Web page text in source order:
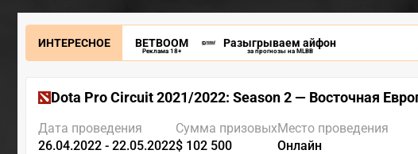
ИНТЕРЕСНОЕ BETBOOM
Реклама 18+
Разыгрываем айфон
за прогнозы на MLBB
Dota Pro Circuit 2021/2022: Season 2 — Восточная
Дата проведения
26.04.2022 - 22.05.2022
Сумма призовых
$ 102 500
Место проведения
Онлайн